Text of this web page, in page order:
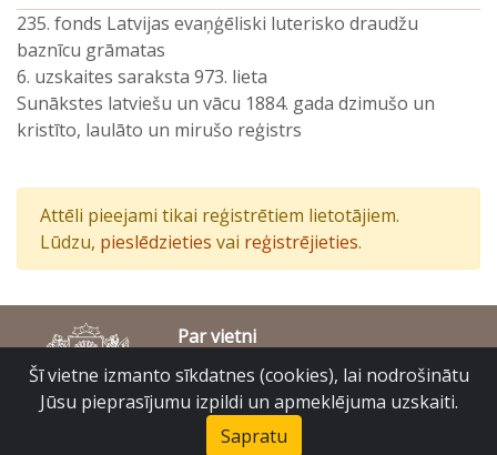
235. fonds Latvijas evaņģēliski luterisko draudžu
baznīcu grāmatas
6. uzskaites saraksta 973. lieta
Sunākstes latviešu un vācu 1884. gada dzimušo un
kristīto, laulāto un mirušo reģistrs
Attēli pieejami tikai reģistrētiem lietotājiem.
Lūdzu, pieslēdzieties vai reģistrējieties.
Par vietni
Piekļūstamības paziņojums
© Latvijas Valsts vēstures arhīvs 2007-2026
Slokas iela 16, Rīga, LV – 1048
Šī vietne izmanto sīkdatnes (cookies), lai nodrošinātu
Jūsu pieprasījumu izpildi un apmeklējuma uzskaiti.
Sapratu